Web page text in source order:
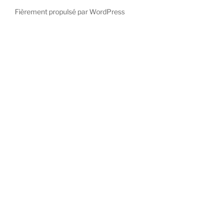
Fièrement propulsé par WordPress